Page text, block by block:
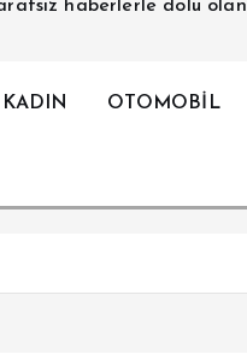
haberlerle dolu olan
KADIN OTOMOBİL